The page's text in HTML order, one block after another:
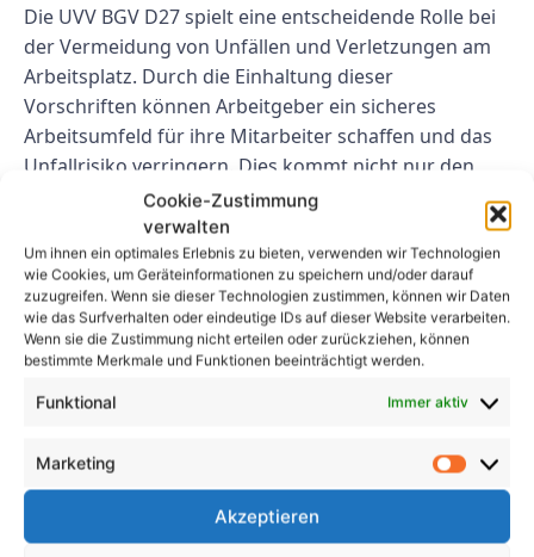
Cookie-Zustimmung
verwalten
Um ihnen ein optimales Erlebnis zu bieten, verwenden wir Technologien
wie Cookies, um Geräteinformationen zu speichern und/oder darauf
zuzugreifen. Wenn sie dieser Technologien zustimmen, können wir Daten
wie das Surfverhalten oder eindeutige IDs auf dieser Website verarbeiten.
Wenn sie die Zustimmung nicht erteilen oder zurückziehen, können
bestimmte Merkmale und Funktionen beeinträchtigt werden.
Funktional Immer aktiv
Marketing
Akzeptieren
Die UVV BGV D27 spielt eine entscheidende Rolle bei
der Vermeidung von Unfällen und Verletzungen am
Arbeitsplatz. Durch die Einhaltung dieser
Vorschriften können Arbeitgeber ein sicheres
Arbeitsumfeld für ihre Mitarbeiter schaffen und das
Unfallrisiko verringern. Dies kommt nicht nur den
Arbeitnehmern zugute, da ihre Sicherheit
gewährleistet ist, sondern auch dem Arbeitgeber, da
die Wahrscheinlichkeit kostspieliger Unfälle und
rechtlicher Konsequenzen verringert wird. Für
Arbeitgeber ist es unerlässlich, der Sicherheit am
Arbeitsplatz Priorität einzuräumen und die
Einhaltung der UVV BGV D27 sicherzustellen, um ihre
Mitarbeiter und ihr Unternehmen zu schützen.
FAQs
Was ist UVV BGV D27?